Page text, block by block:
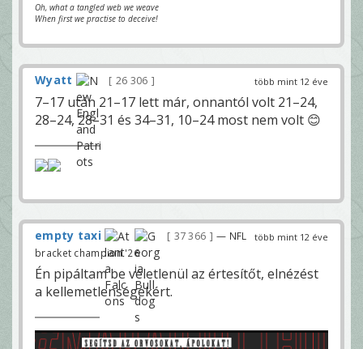
Oh, what a tangled web we weave
When first we practise to deceive!
több mint 12 éve
Wyatt 26 306
7–17 után 21–17 lett már, onnantól volt 21–24,
28–24, 28–31 és 34–31, 10–24 most nem volt 😊
több mint 12 éve
empty taxi 37 366
— NFL
bracket champion '26
Én pipáltam be véletlenül az értesítőt, elnézést
a kellemetlenségekért.